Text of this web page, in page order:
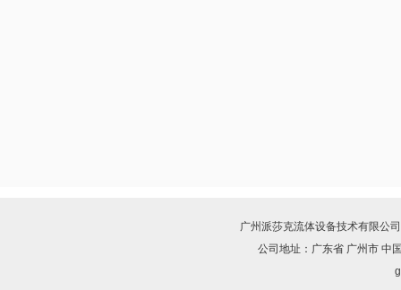
广州派莎克流体设备技术有限公司
公司地址：广东省 广州市 中